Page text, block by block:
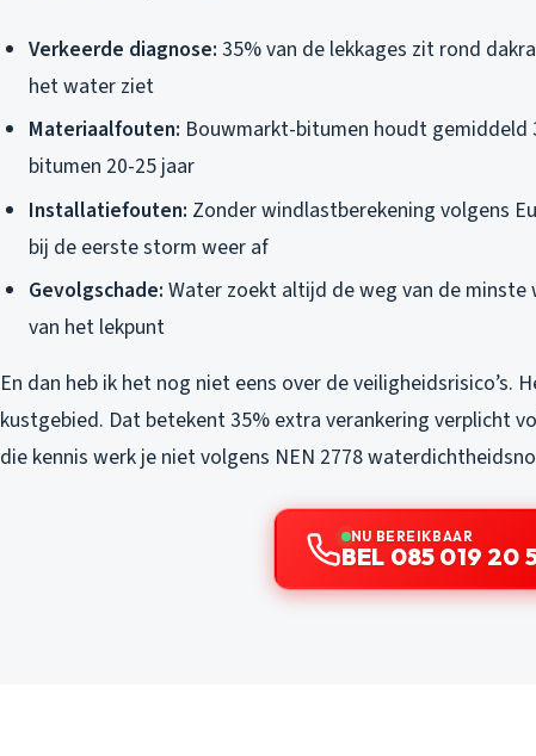
Verkeerde diagnose: 35% van de lekkages zit rond
het water ziet
Materiaalfouten: Bouwmarkt-bitumen houdt gemiddeld
bitumen 20-25 jaar
Installatiefouten: Zonder windlastberekening volgens
bij de eerste storm weer af
Gevolgschade: Water zoekt altijd de weg van de
van het lekpunt
En dan heb ik het nog niet eens over de veiligheidsrisico’s.
kustgebied. Dat betekent 35% extra verankering verplicht
die kennis werk je niet volgens NEN 2778
NU BEREIKBAAR
BEL 085 019 20